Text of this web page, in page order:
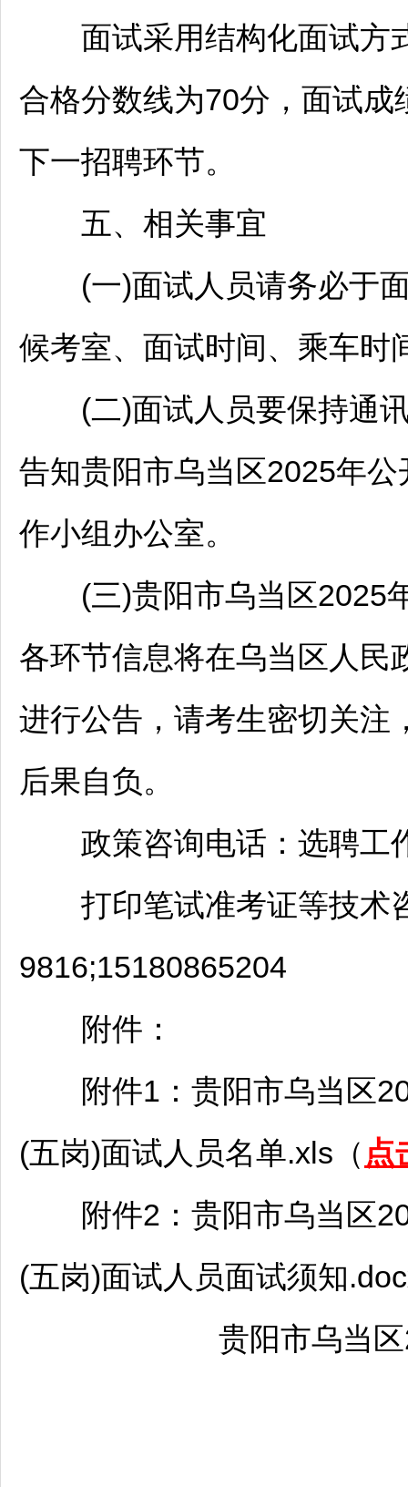
面试采用结构化面试方
合格分数线为70分，面试
下一招聘环节。
五、相关事宜
(一)面试人员请务必于面
候考室、面试时间、乘车时
(二)面试人员要保持通讯
告知贵阳市乌当 区2025年
作小组办公室。
(三)贵阳市乌当 区2025
各环节信息将在乌当 区人民
进行公告，请考生密切关注
后果自负。
政策咨询电话：选聘工
打印笔试准考证等技术
9816;15180865204
附件：
附件1： 贵阳市乌当 区
(五岗)面试人员名单.xls（ 点
附件2： 贵阳市乌当 区
(五岗)面试人员面试须知
贵阳市乌当